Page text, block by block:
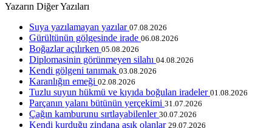
Yazarın Diğer Yazıları
Suya yazılamayan yazılar 07.08.2026
Gürültünün gölgesinde irade 06.08.2026
Boğazlar açılırken 05.08.2026
Diplomasinin görünmeyen silahı 04.08.2026
Kendi gölgeni tanımak 03.08.2026
Karanlığın emeği 02.08.2026
Tuzlu suyun hükmü ve kıyıda boğulan iradeler 01.08.2026
Parçanın yalanı bütünün yerçekimi 31.07.2026
Çağın kamburunu sırtlayabilenler 30.07.2026
Kendi kurduğu zindana aşık olanlar 29.07.2026